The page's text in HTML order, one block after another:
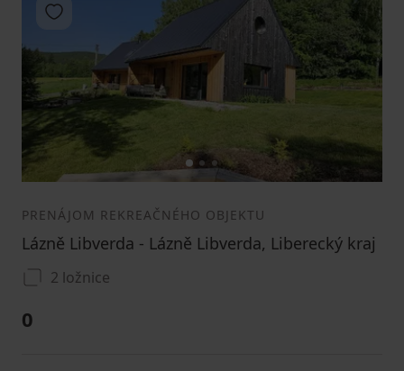
12 3
Pridať do obľúbených
PRENÁJOM REKREAČNÉHO OBJEKTU
Lázně Libverda - Lázně Libverda, Liberecký kraj
2 ložnice
0